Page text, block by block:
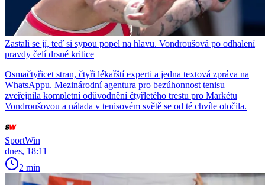
Zastali se jí, teď si sypou popel na hlavu. Vondroušová po odhalení
pravdy čelí drsné kritice
Osmačtyřicet stran, čtyři lékařští experti a jedna textová zpráva na
WhatsAppu. Mezinárodní agentura pro bezúhonnost tenisu
zveřejnila kompletní odůvodnění čtyřletého trestu pro Markétu
Vondroušovou a nálada v tenisovém světě se od té chvíle otočila.
SportWin
dnes, 18:11
2 min